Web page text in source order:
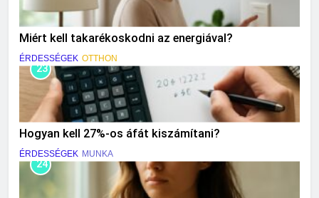
Miért kell takarékoskodni az energiával?
ÉRDESSÉGEK OTTHON
23
Hogyan kell 27%-os áfát kiszámítani?
ÉRDESSÉGEK MUNKA
24